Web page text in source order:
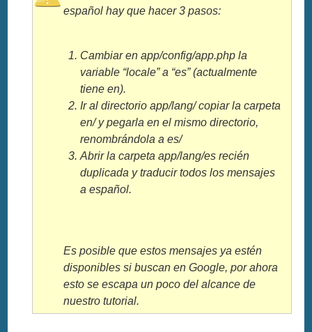
español hay que hacer 3 pasos:
Cambiar en app/config/app.php la
variable “locale” a “es” (actualmente
tiene en).
Ir al directorio app/lang/ copiar la carpeta
en/ y pegarla en el mismo directorio,
renombrándola a es/
Abrir la carpeta app/lang/es recién
duplicada y traducir todos los mensajes
a español.
Es posible que estos mensajes ya estén
disponibles si buscan en Google, por ahora
esto se escapa un poco del alcance de
nuestro tutorial.